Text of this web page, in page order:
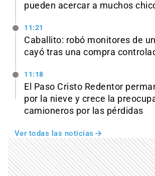
pueden acercar a muchos
11:21
Caballito: robó monitores de
cayó tras una compra
11:18
El Paso Cristo Redentor
por la nieve y crece la
camioneros por las pérdidas
Ver todas las noticias